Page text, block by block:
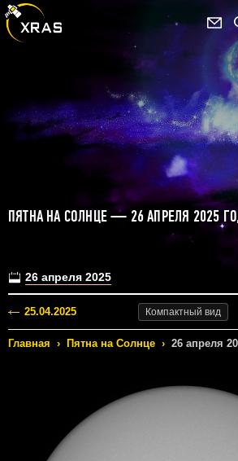
ПЯТНА НА СОЛНЦЕ — 26 АПРЕЛЯ 2025
26 апреля 2025
25.04.2025 Компактный вид
Главная › Пятна на Солнце › 26 апреля